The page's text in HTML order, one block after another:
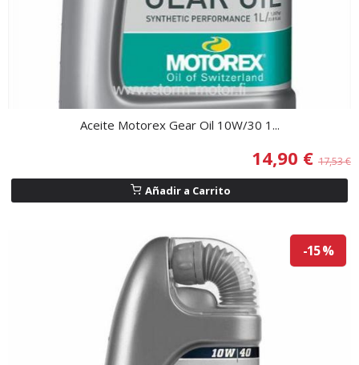
Aceite Motorex Gear Oil 10W/30 1...
14,90 € 17,53 €
Añadir a Carrito
-15 %